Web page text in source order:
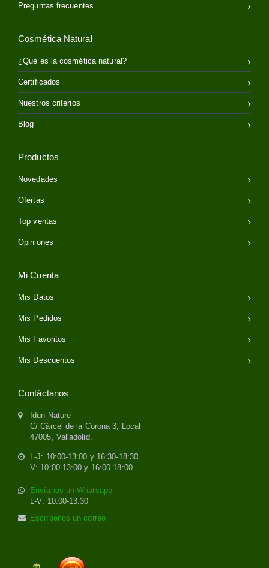
Preguntas frecuentes
Cosmética Natural
¿Qué es la cosmética natural?
Certificados
Nuestros criterios
Blog
Productos
Novedades
Ofertas
Top ventas
Opiniones
Mi Cuenta
Mis Datos
Mis Pedidos
Mis Favoritos
Mis Descuentos
Contáctanos
Idun Nature
C/ Cárcel de la Corona 3, Local
47005, Valladolid.
L-J: 10:00-13:00 y 16:30-18:30
V: 10:00-13:00 y 16:00-18:00
Envíanos un Whatsapp
L-V: 10:00-13:30
Escríbenos un correo